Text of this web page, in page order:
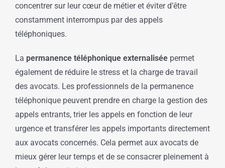
concentrer sur leur cœur de métier et éviter d’être
constamment interrompus par des appels
téléphoniques.
La permanence téléphonique externaliséepermet
également de réduire le stress et la charge de travail
des avocats. Les professionnels de la permanence
téléphonique peuvent prendre en charge la gestion des
appels entrants, trier les appels en fonction de leur
urgence et transférer les appels importants directement
aux avocats concernés. Cela permet aux avocats de
mieux gérer leur temps et de se consacrer pleinement à